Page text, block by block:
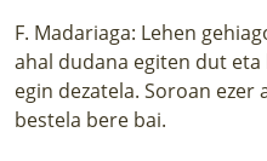
F. Madariaga: Lehen
ahal dudana egiten dut
egin dezatela. Soroan
bestela bere bai.